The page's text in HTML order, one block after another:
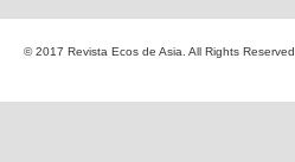
© 2017 Revista Ecos de Asia. All Rights Reserved.